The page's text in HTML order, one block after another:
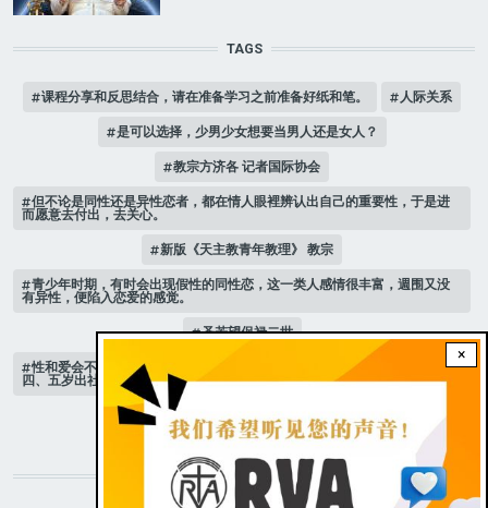
×
TAGS
课程分享和反思结合，请在准备学习之前准备好纸和笔。 人际关系
是可以选择，少男少女想要当男人还是女人？
教宗方济各 记者国际协会
但不论是同性还是异性恋者，都在情人眼裡辨认出自己的重要性，于是进
而愿意去付出，去关心。
新版《天主教青年教理》 教宗
青少年时期，有时会出现假性的同性恋，这一类人感情很丰富，週围又没
有异性，便陷入恋爱的感觉。
圣若望保禄二世
性和爱会不会混淆？有位青少年说，在他们这个年龄不容易，倒是二十
四、五岁出社会以后，比较会遇上这项疑惑。
跟随 乙年常年期第3主日
STAY CONNECTED WITH US!